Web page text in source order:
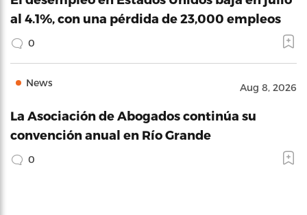
al 4.1%, con una pérdida de 23,000 empleos
0
News Aug 8, 2026
La Asociación de Abogados continúa su
convención anual en Río Grande
0